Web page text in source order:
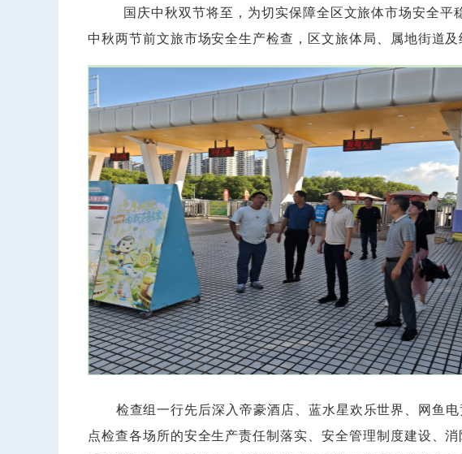
国庆中秋双节将至，为切实保障全区文旅体市场安全平稳
中秋两节前文旅市场安全生产检查，区文旅体局、属地街道及
检查组一行先后深入帝豪酒店、蓝水星欢乐世界、网鱼电
点检查各场所的安全生产责任制落实、安全管理制度建设、